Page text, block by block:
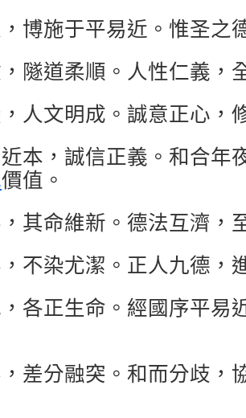
博施于平易近。惟圣之
隧道柔順。人性仁義，
人文明成。誠意正心，
本，誠信正義。和合年
價值。
其命維新。德法互濟，
不染尤潔。正人九德，
各正生命。經國序平易
差分融突。和而分歧，